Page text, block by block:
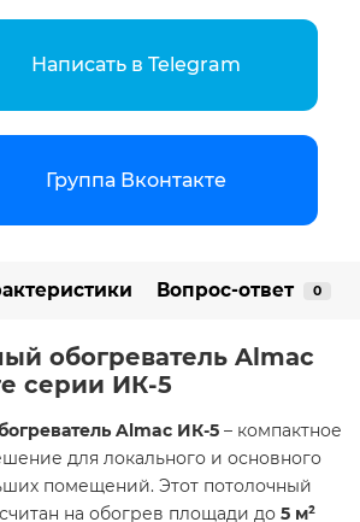
Написать в Telegram
Группа Вконтакте
Вопрос-ответ 0
обогреватель Almac
серии ИК-5
Almac ИК-5 – компактное
для локального и основного
помещений. Этот потолочный
на обогрев площади до 5 м²